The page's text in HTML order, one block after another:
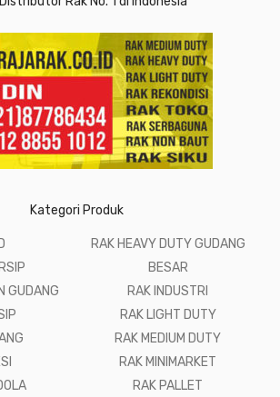
Kategori Produk
GUDANG
RAK HEAVY DUTY GUDANG
BESAR
RAK INDUSTRI
RAK LIGHT DUTY
RAK MEDIUM DUTY
RAK MINIMARKET
RAK PALLET